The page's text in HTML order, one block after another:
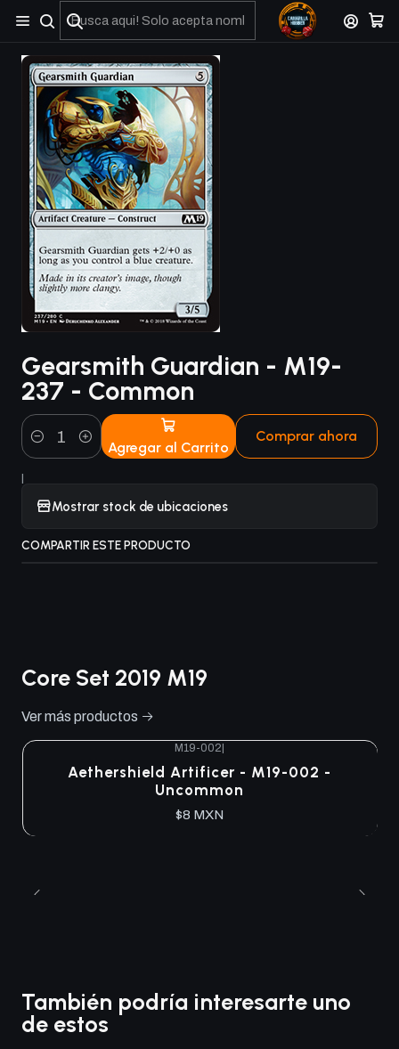
No olviden reportar sus depositos y transferencias por Whatsapp
Gearsmith Guardian - M19-
237 - Common
Cantidad Agregar al Carrito
Comprar ahora
|
Mostrar stock de ubicaciones
COMPARTIR ESTE PRODUCTO
Core Set 2019 M19
Ver más productos
M19-002
Aethershield Artificer - M19-002 -
Uncommon
$8 MXN
También podría interesarte uno
de estos